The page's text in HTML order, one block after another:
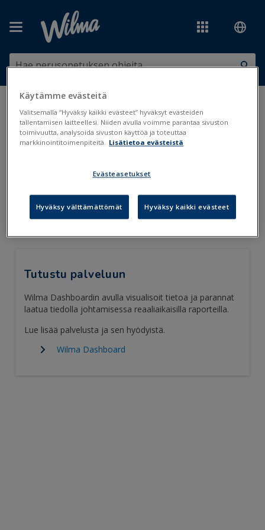
Tiedonkeruut ja tilastot>Wilma Dashboard
Wilma Dashboard
Wilma Dashboard kenttälista
Wilma Dashboard käyttö
Tutustu palveluun
Wilma Dashboardin avulla visualisoit tietoa ja parannat
laatua tiedolla johtamisessa reaaliaikaisilla raporteilla.
Lue lisää palvelusta ja sen hyödyistä.
Wilma Dashboard
Käytämme evästeitä
Valitsemalla “Hyväksy kaikki evästeet” hyväksyt evästeiden
tallentamisen laitteellesi. Niiden avulla voimme parantaa sivuston
toimivuutta, analysoida sivuston käyttöä ja toteuttaa
markkinointitoimenpiteitä. Lisätietoa evästeistä
Evästeasetukset
Hyväksy välttämättömät Hyväksy kaikki evästeet